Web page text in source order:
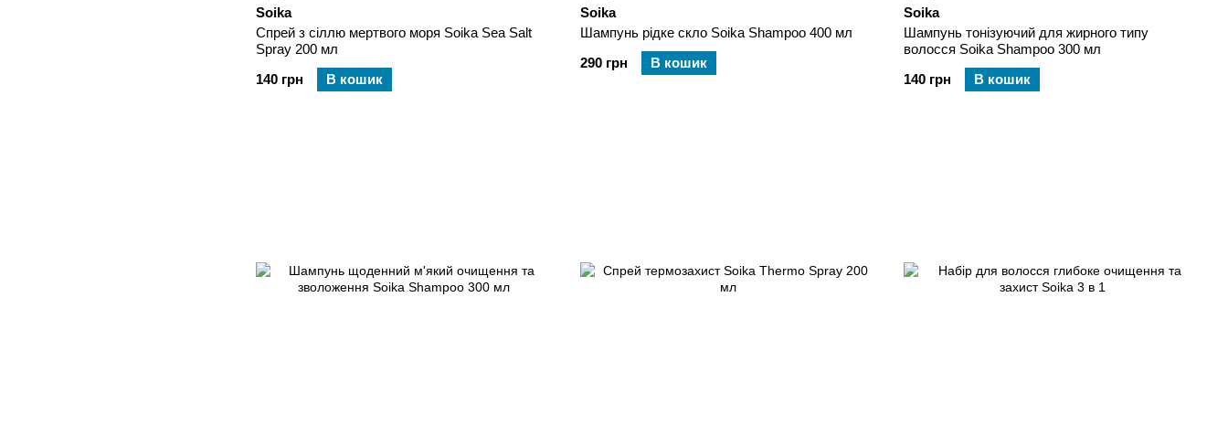
Soika
Спрей з сіллю мертвого моря Soika Sea Salt
Spray 200 мл
140 грн
В кошик
Soika
Шампунь рідке скло Soika Shampoo 400 мл
290 грн
В кошик
Soika
Шампунь тонізуючий для жирного типу
волосся Soika Shampoo 300 мл
140 грн
В кошик